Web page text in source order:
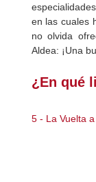
en las cuales
no olvida
Aldea: ¡Una
¿En qué
5 - La Vuelta